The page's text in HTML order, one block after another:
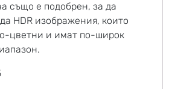
също е подобрен, за да
HDR изображения, които
цветни и имат по-широк